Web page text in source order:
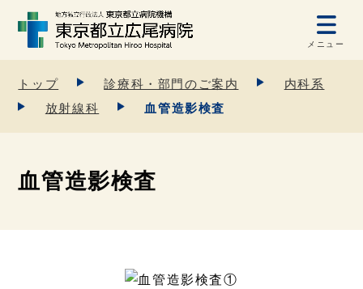
メニュー
トップ 診療科・部門のご案内
内科系
放射線科
血管造影検査
血管造影検査